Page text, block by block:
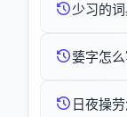
少习的
婱字怎么
日夜操